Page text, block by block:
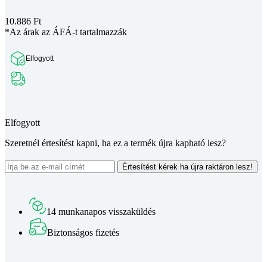
10.886 Ft
*Az árak az ÁFÁ-t tartalmazzák
Elfogyott
Elfogyott
Szeretnél értesítést kapni, ha ez a termék újra kapható lesz?
Értesítést kérek ha újra raktáron lesz!
14 munkanapos visszaküldés
Biztonságos fizetés